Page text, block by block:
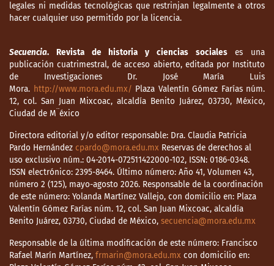
legales ni medidas tecnológicas que restrinjan legalmente a otros
hacer cualquier uso permitido por la licencia.
Secuencia. Revista de historia y ciencias socialeses una
publicación cuatrimestral, de acceso abierto, editada por Instituto
de Investigaciones Dr. José María Luis
Mora. http://www.mora.edu.mx/ Plaza Valentín Gómez Farías núm.
12, col. San Juan Mixcoac, alcaldía Benito Juárez, 03730, México,
Ciudad de M¨éxico
Directora editorial y/o editor responsable: Dra. Claudia Patricia
Pardo Hernández cpardo@mora.edu.mx Reservas de derechos al
uso exclusivo núm.: 04-2014-072511422000-102, ISSN: 0186-0348.
ISSN electrónico: 2395-8464. Último número: Año 41, Volumen 43,
número 2 (125), mayo-agosto 2026. Responsable de la coordinación
de este número: Yolanda Martínez Vallejo, con domicilio en: Plaza
Valentín Gómez Farías núm. 12, col. San Juan Mixcoac, alcaldía
Benito Juárez, 03730, Ciudad de México, secuencia@mora.edu.mx
Responsable de la última modificación de este número: Francisco
Rafael Marín Martínez, frmarin@mora.edu.mx con domicilio en: